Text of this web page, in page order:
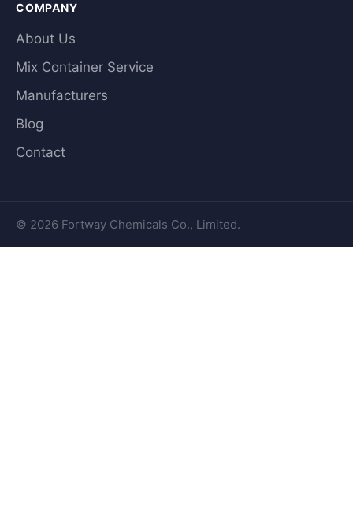
COMPANY
About Us
Mix Container Service
Manufacturers
Blog
Contact
© 2026 Fortway Chemicals Co., Limited.